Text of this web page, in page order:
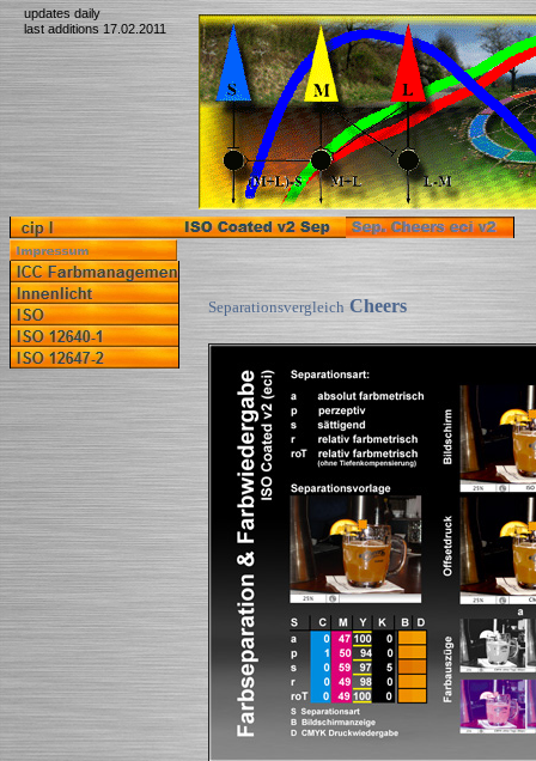
updates daily
last additions 17.02.2011
Separationsvergleich Cheers